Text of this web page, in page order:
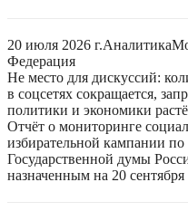
20 июля 2026 г.Аналитика
Федерация
Не место для дискуссий:
в соцсетях сокращается,
политики и экономики
Отчёт о мониторинге
избирательной кампании
Государственной думы
назначенным на 20 сентября